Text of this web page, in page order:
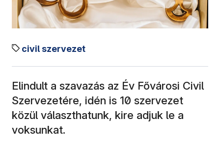
civil szervezet
Elindult a szavazás az Év Fővárosi Civil
Szervezetére, idén is 10 szervezet
közül választhatunk, kire adjuk le a
voksunkat.